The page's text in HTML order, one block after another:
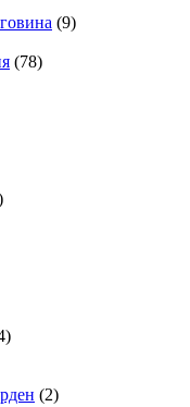
(9)
(78)
(2)